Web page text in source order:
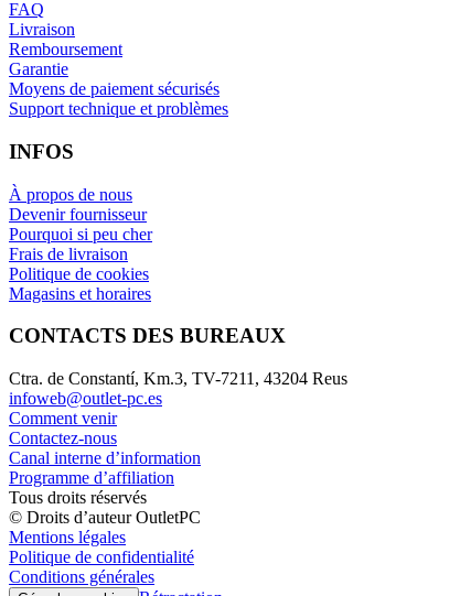
FAQ
Livraison
Remboursement
Garantie
Moyens de paiement sécurisés
Support technique et problèmes
INFOS
À propos de nous
Devenir fournisseur
Pourquoi si peu cher
Frais de livraison
Politique de cookies
Magasins et horaires
CONTACTS DES BUREAUX
Ctra. de Constantí, Km.3, TV-7211, 43204 Reus
infoweb@outlet-pc.es
Comment venir
Contactez-nous
Canal interne d’information
Programme d’affiliation
Tous droits réservés
© Droits d’auteur OutletPC
Mentions légales
Politique de confidentialité
Conditions générales